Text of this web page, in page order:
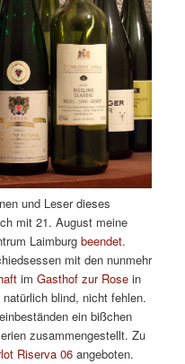
und Leser dieses
mit 21. August meine
Laimburgbeendet.
mit den nunmehr
imGasthof zur Rose in
blind, nicht fehlen.
ein bißchen
zusammengestellt. Zu
Riserva 06 angeboten.